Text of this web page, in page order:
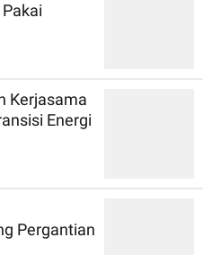
Kerjasama
Energi
Pergantian